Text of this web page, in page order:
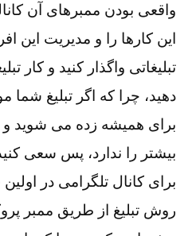
واقعی بودن ممبرهای آن
این کارها را و مدیریت این
تبلیغاتی واگذار کنید و کار
دهید، چرا که اگر تبلیغ شما
برای همیشه زده می شوید و
بیشتر را ندارد، پس سعی
برای کانال تلگرامی در
روش تبلیغ از طریق ممبر